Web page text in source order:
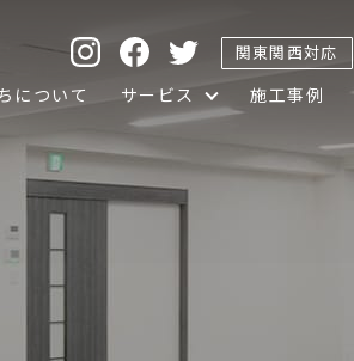
関東関西対応
について サービス 施工事例